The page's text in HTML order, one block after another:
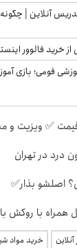
آنلاین |
خرید فالوور
فومی؛ بازی
✅ ویزیت و
درد در تهران
اصلشو بذار✅
همراه با روکش
خرید مواد